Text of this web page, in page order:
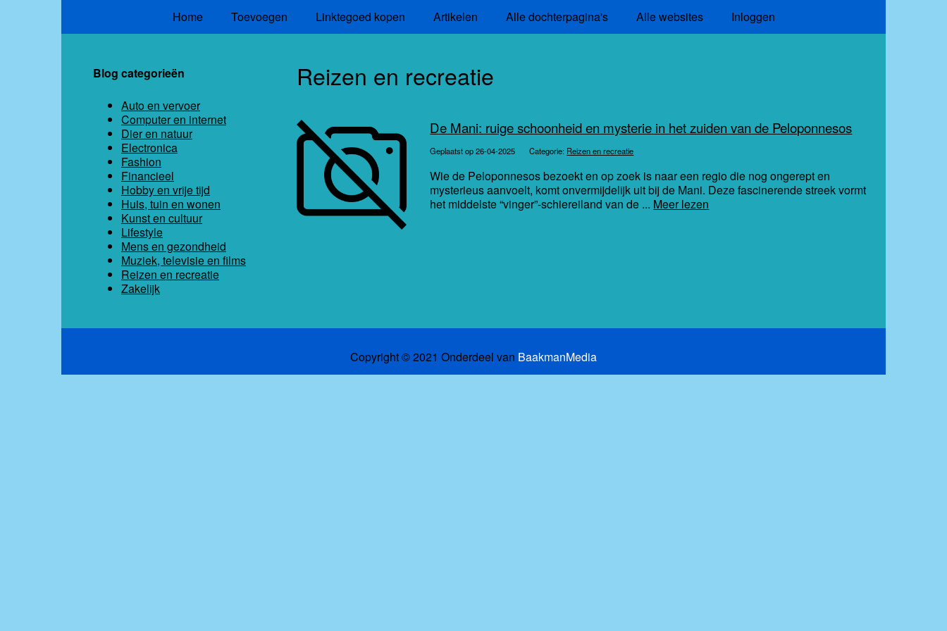
Home Toevoegen Linktegoed kopen Artikelen Alle dochterpagina's Alle websites Inloggen
Reizen en recreatie
De Mani: ruige schoonheid en mysterie in het zuiden van de Peloponnesos
Geplaatst op 26-04-2025 Categorie: Reizen en recreatie
Wie de Peloponnesos bezoekt en op zoek is naar een regio die nog ongerept en
mysterieus aanvoelt, komt onvermijdelijk uit bij de Mani. Deze fascinerende streek vormt
het middelste “vinger”-schiereiland van de ... Meer lezen
Blog categorieën
Auto en vervoer
Computer en internet
Dier en natuur
Electronica
Fashion
Financieel
Hobby en vrije tijd
Huis, tuin en wonen
Kunst en cultuur
Lifestyle
Mens en gezondheid
Muziek, televisie en films
Reizen en recreatie
Zakelijk
Copyright © 2021 Onderdeel van BaakmanMedia